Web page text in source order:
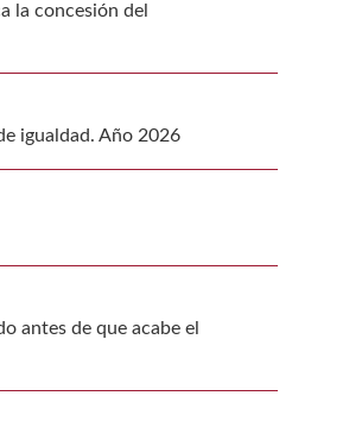
la concesión del
igualdad. Año 2026
antes de que acabe el